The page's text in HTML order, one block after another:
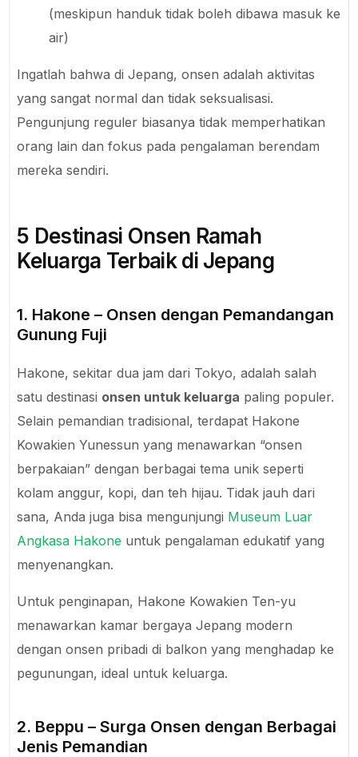
(meskipun handuk tidak boleh dibawa masuk ke
air)
Ingatlah bahwa di Jepang, onsen adalah aktivitas
yang sangat normal dan tidak seksualisasi.
Pengunjung reguler biasanya tidak memperhatikan
orang lain dan fokus pada pengalaman berendam
mereka sendiri.
5 Destinasi Onsen Ramah
Keluarga Terbaik di Jepang
1. Hakone – Onsen dengan Pemandangan
Gunung Fuji
Hakone, sekitar dua jam dari Tokyo, adalah salah
satu destinasi onsen untuk keluarga paling populer.
Selain pemandian tradisional, terdapat Hakone
Kowakien Yunessun yang menawarkan “onsen
berpakaian” dengan berbagai tema unik seperti
kolam anggur, kopi, dan teh hijau. Tidak jauh dari
sana, Anda juga bisa mengunjungi Museum Luar
Angkasa Hakone untuk pengalaman edukatif yang
menyenangkan.
Untuk penginapan, Hakone Kowakien Ten-yu
menawarkan kamar bergaya Jepang modern
dengan onsen pribadi di balkon yang menghadap ke
pegunungan, ideal untuk keluarga.
2. Beppu – Surga Onsen dengan Berbagai
Jenis Pemandian